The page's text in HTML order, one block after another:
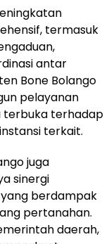
termasuk
antar
Bone Bolango
pelayanan
terbuka terhadap
terkait.
juga
sinergi
berdampak
pertanahan.
daerah,